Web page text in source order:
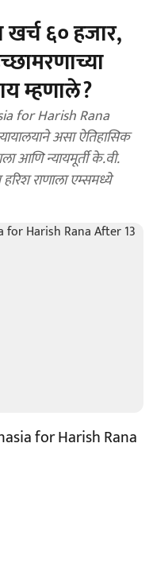
खर्च ६० हजार,
म्हणाले?
for Harish Rana
असा ऐतिहासिक
आणि न्यायमूर्ती के.वी.
राणाला एम्समध्ये
for Harish Rana